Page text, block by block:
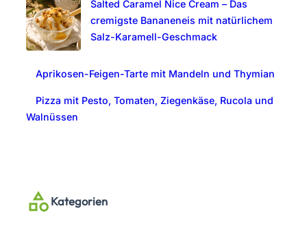
Salted Caramel Nice Cream – Das
cremigste Bananeneis mit natürlichem
Salz-Karamell-Geschmack
Aprikosen-Feigen-Tarte mit Mandeln und Thymian
Pizza mit Pesto, Tomaten, Ziegenkäse, Rucola und
Walnüssen
Kategorien